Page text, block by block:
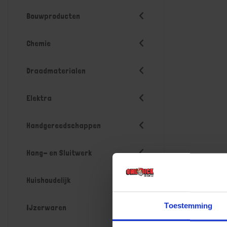
Toestemming
Bouwproducten
Chemie
Draadmaterialen
Elektra
Handgereedschappen
Hang- en Sluitwerk
Huishoudelijk
IJzerwaren